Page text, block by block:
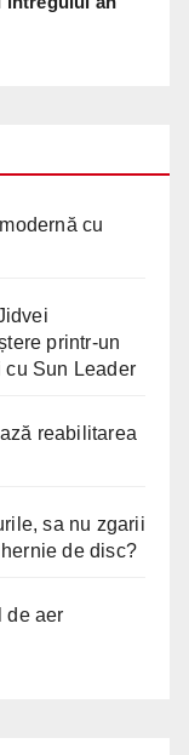
cu
printr-un
cu Sun Leader
reabilitarea
sa nu zgarii
de disc?
de aer